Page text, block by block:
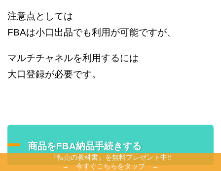
注意点としては
FBAは小口出品でも利用が可能ですが、
マルチチャネルを利用するには
大口登録が必要です。
商品をFBA納品手続きする
『転売の教科書』を無料プレゼント中!!
→ 今すぐこちらをタップ ←